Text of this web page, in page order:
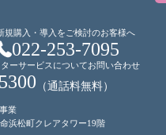
規購入・導入をご検討のお客様へ
022-253-7095
ーサービスについてお問い合わせ
（通話料無料）
業
浜松町クレアタワー19階